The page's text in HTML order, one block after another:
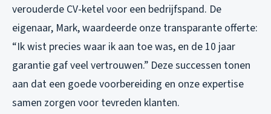
verouderde CV-ketel voor een bedrijfspand. De
eigenaar, Mark, waardeerde onze transparante offerte:
“Ik wist precies waar ik aan toe was, en de 10 jaar
garantie gaf veel vertrouwen.” Deze successen tonen
aan dat een goede voorbereiding en onze expertise
samen zorgen voor tevreden klanten.